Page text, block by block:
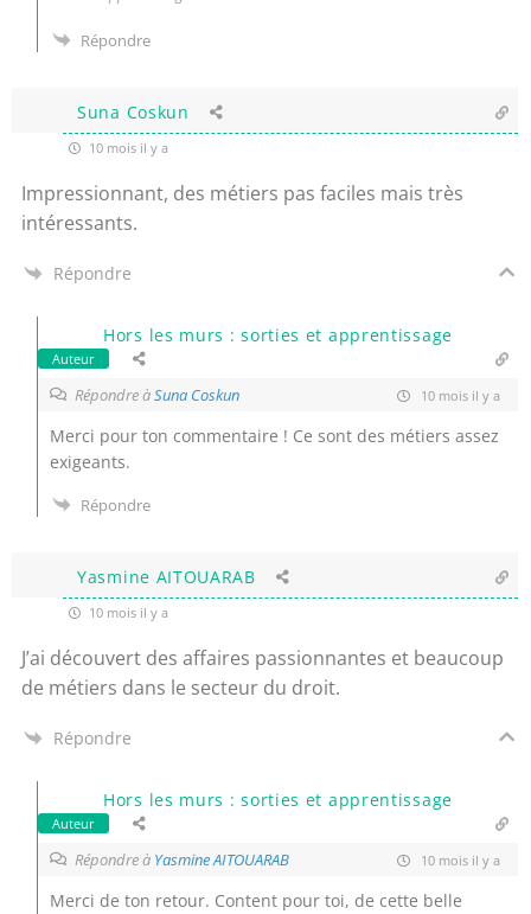
Répondre
Suna Coskun
10 mois il y a
Impressionnant, des métiers pas faciles mais très
intéressants.
Répondre
Hors les murs : sorties et apprentissage
Auteur
Répondre àSuna Coskun 10 mois il y a
Merci pour ton commentaire ! Ce sont des métiers assez
exigeants.
Répondre
Yasmine AITOUARAB
10 mois il y a
J’ai découvert des affaires passionnantes et beaucoup
de métiers dans le secteur du droit.
Répondre
Hors les murs : sorties et apprentissage
Auteur
Répondre à Yasmine AITOUARAB 10 mois il y a
Merci de ton retour. Content pour toi, de cette belle